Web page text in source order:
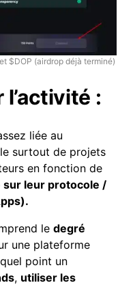
$DOP (airdrop déjà terminé)
:
liée au
surtout de projets
en fonction de
sur leur protocole /
le degré
une plateforme
point un
, utiliser les